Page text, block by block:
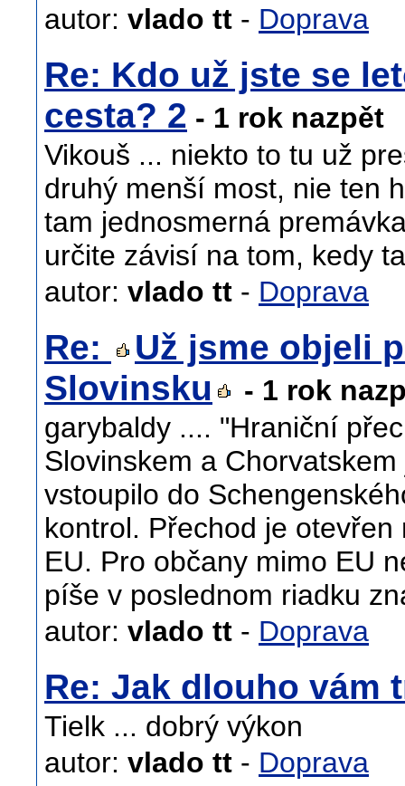
autor: vlado tt - Doprava
Re: Kdo už jste se
cesta? 2 - 1 rok nazpět
Vikouš ... niekto to tu už
druhý menší most, nie ten
tam jednosmerná
určite závisí na tom, kedy
autor: vlado tt - Doprava
Re:
Už jsme objeli
Slovinsku
- 1 rok
garybaldy .... "Hraniční
Slovinskem a
vstoupilo do
kontrol. Přechod je
EU. Pro občany mimo EU
píše v poslednom riadku
autor: vlado tt - Doprava
Re: Jak dlouho vám
Tielk ... dobrý výkon
autor: vlado tt - Doprava